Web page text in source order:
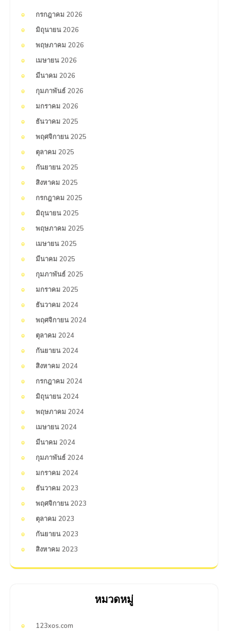
กรกฎาคม 2026
มิถุนายน 2026
พฤษภาคม 2026
เมษายน 2026
มีนาคม 2026
กุมภาพันธ์ 2026
มกราคม 2026
ธันวาคม 2025
พฤศจิกายน 2025
ตุลาคม 2025
กันยายน 2025
สิงหาคม 2025
กรกฎาคม 2025
มิถุนายน 2025
พฤษภาคม 2025
เมษายน 2025
มีนาคม 2025
กุมภาพันธ์ 2025
มกราคม 2025
ธันวาคม 2024
พฤศจิกายน 2024
ตุลาคม 2024
กันยายน 2024
สิงหาคม 2024
กรกฎาคม 2024
มิถุนายน 2024
พฤษภาคม 2024
เมษายน 2024
มีนาคม 2024
กุมภาพันธ์ 2024
มกราคม 2024
ธันวาคม 2023
พฤศจิกายน 2023
ตุลาคม 2023
กันยายน 2023
สิงหาคม 2023
หมวดหมู่
123xos.com